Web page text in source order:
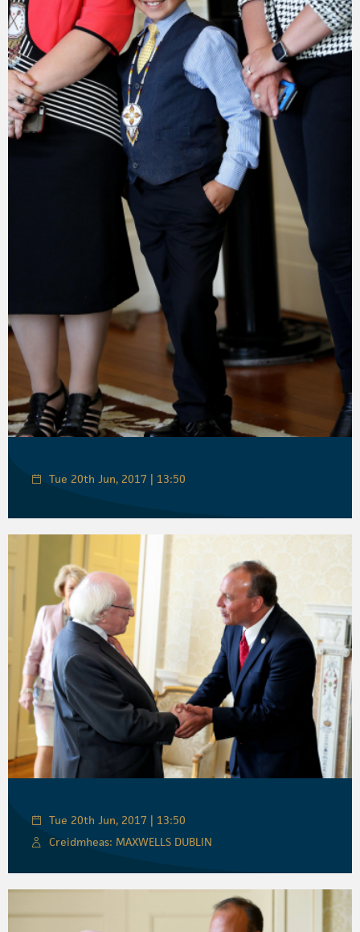
Tue 20th Jun, 2017 | 13:50
Tue 20th Jun, 2017 | 13:50
Creidmheas: MAXWELLS DUBLIN